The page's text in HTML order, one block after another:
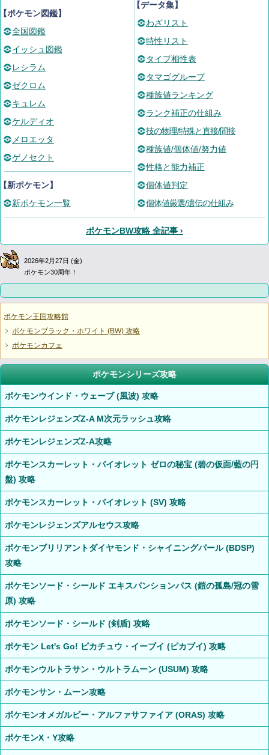
ポケモン図鑑】
全国図鑑
イッシュ図鑑
レシラム
ゼクロム
キュレム
ケルディオ
メロエッタ
ゲノセクト
新ポケモン】
新ポケモン一覧
【データ集】
わざリスト
特性リスト
タイプ相性表
タマゴグループ
種族値ランキング
ランク補正の仕組み
技の物理/特殊と直接/間接
種族値/個体値/努力値
性格と能力補正
個体値判定
個体値厳選/遺伝の仕組み
ポケモンBW攻略 全記事 ›
2026年2月27日 (金)
ポケモン30周年！
ポケモン王国攻略館
ポケモンブラック・ホワイト (BW) 攻略
ポケモンカフェ
ポケモンシリーズ攻略
ポケモンウインド・ウェーブ (風波) 攻略
ポケモンレジェンズZ-A M次元ラッシュ攻略
ポケモンレジェンズZ-A攻略
ポケモンスカーレット・バイオレット ゼロの秘宝 (碧の仮面/藍の円
盤) 攻略
ポケモンスカーレット・バイオレット (SV) 攻略
ポケモンレジェンズアルセウス攻略
ポケモンブリリアントダイヤモンド・シャイニングパール (BDSP)
攻略
ポケモンソード・シールド エキスパンションパス (鎧の孤島/冠の雪
原) 攻略
ポケモンソード・シールド (剣盾) 攻略
ポケモン Let's Go! ピカチュウ・イーブイ (ピカブイ) 攻略
ポケモンウルトラサン・ウルトラムーン (USUM) 攻略
ポケモンサン・ムーン攻略
ポケモンオメガルビー・アルファサファイア (ORAS) 攻略
ポケモンX・Y攻略